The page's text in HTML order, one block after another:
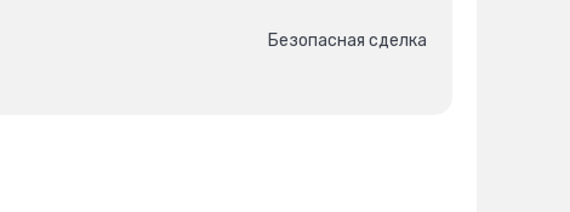
Безопасная сделка